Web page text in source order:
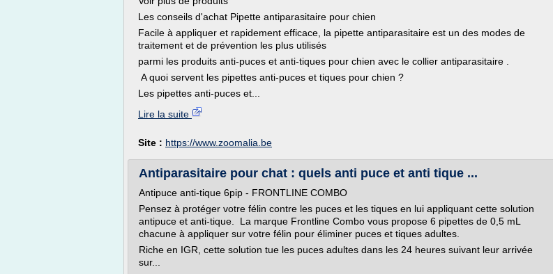
Les conseils d'achat Pipette antiparasitaire pour chien
Facile à appliquer et rapidement efficace, la pipette antiparasitaire est un des modes de
traitement et de prévention les plus utilisés
parmi les produits anti-puces et anti-tiques pour chien avec le collier antiparasitaire .
A quoi servent les pipettes anti-puces et tiques pour chien ?
Les pipettes anti-puces et...
Lire la suite
Site : https://www.zoomalia.be
Antiparasitaire pour chat : quels anti puce et anti tique ...
Antipuce anti-tique 6pip - FRONTLINE COMBO
Pensez à protéger votre félin contre les puces et les tiques en lui appliquant cette solution
antipuce et anti-tique. La marque Frontline Combo vous propose 6 pipettes de 0,5 mL
chacune à appliquer sur votre félin pour éliminer puces et tiques adultes.
Riche en IGR, cette solution tue les puces adultes dans les 24 heures suivant leur arrivée
sur...